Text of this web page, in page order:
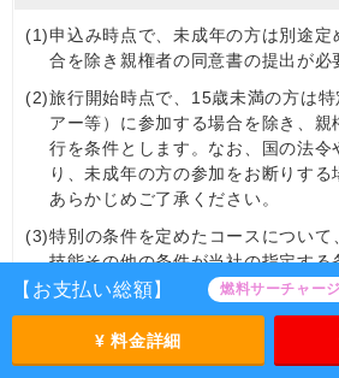
【お支払い総額】 燃料サーチャー
¥ 料金詳細
(1)申込み時点で、未成年の方は別途
合を除き親権者の同意書の提出が必
(2)旅行開始時点で、15歳未満の方は
アー等）に参加する場合を除き、親
行を条件とします。なお、国の法令
り、未成年の方の参加をお断りする
あらかじめご了承ください。
(3)特別の条件を定めたコースについて
技能その他の条件が当社の指定す
は、申込みをお断わりすることがあ
心身に障がいのある方（耳の不自由
方、歩行が不自由な方、補助犬をお